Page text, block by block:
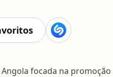
focada na